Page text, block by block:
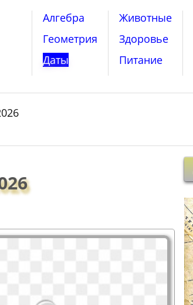
Алгебра
Геометрия
Даты
Животные
Здоровье
Питание